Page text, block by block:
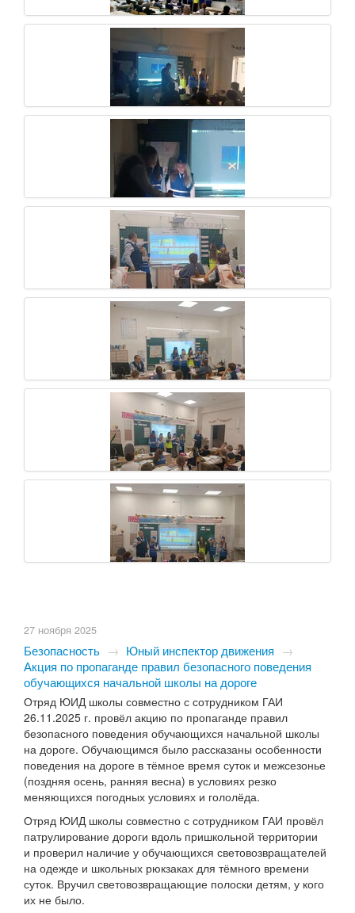
27 ноября 2025
Безопасность → Юный инспектор движения →
Акция по пропаганде правил безопасного поведения
обучающихся начальной школы на дороге
Отряд ЮИД школы совместно с сотрудником ГАИ
26.11.2025 г. провёл акцию по пропаганде правил
безопасного поведения обучающихся начальной школы
на дороге. Обучающимся было рассказаны особенности
поведения на дороге в тёмное время суток и межсезонье
(поздняя осень, ранняя весна) в условиях резко
меняющихся погодных условиях и гололёда.
Отряд ЮИД школы совместно с сотрудником ГАИ провёл
патрулирование дороги вдоль пришкольной территории
и проверил наличие у обучающихся световозвращателей
на одежде и школьных рюкзаках для тёмного времени
суток. Вручил световозвращающие полоски детям, у кого
их не было.